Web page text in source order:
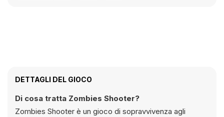
DETTAGLI DEL GIOCO
Di cosa tratta Zombies Shooter?
Zombies Shooter è un gioco di sopravvivenza agli